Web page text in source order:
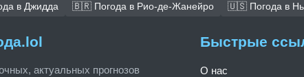
в Джидда
🇧🇷 Погода в Рио-де-Жанейро 🇺🇸 Погода в
актуальных прогнозов
Быстрые
О нас